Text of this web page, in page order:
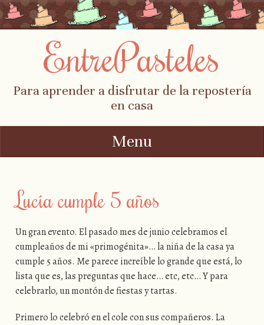
EntrePasteles
Para aprender a disfrutar de la repostería
en casa
Menu
Lucía cumple 5 años
Un gran evento. El pasado mes de junio celebramos el
cumpleaños de mi «primogénita»… la niña de la casa ya
cumple 5 años. Me parece increíble lo grande que está, lo
lista que es, las preguntas que hace… etc, etc… Y para
celebrarlo, un montón de fiestas y tartas.
Primero lo celebró en el cole con sus compañeros. La